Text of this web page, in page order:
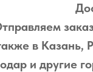
в Казань,
и другие